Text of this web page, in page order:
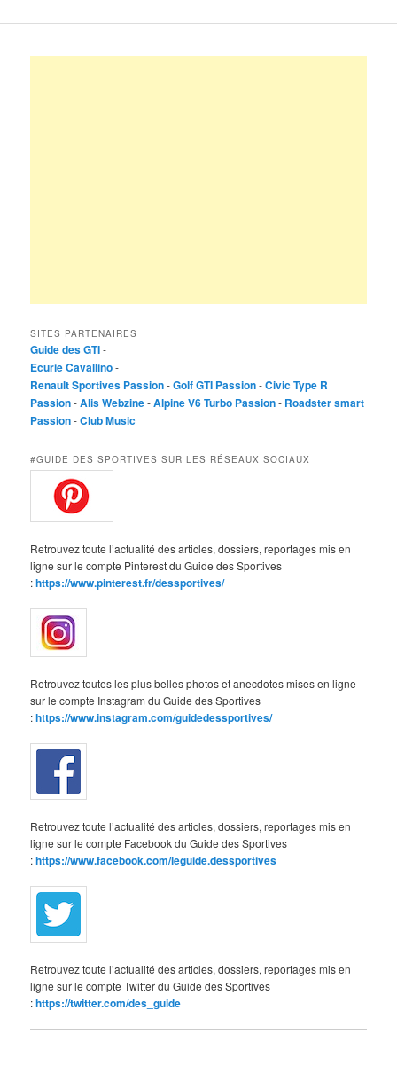
SITES PARTENAIRES
Guide des GTI-
Ecurie Cavallino-
Renault Sportives Passion-Golf GTI Passion-Civic Type R
Passion-Alis Webzine-Alpine V6 Turbo Passion- Roadster smart
Passion-Club Music
#GUIDE DES SPORTIVES SUR LES RÉSEAUX SOCIAUX
Retrouvez toute l’actualité des articles, dossiers, reportages mis en
ligne sur le compte Pinterest du Guide des Sportives
:https://www.pinterest.fr/dessportives/
Retrouvez toutes les plus belles photos et anecdotes mises en ligne
sur le compte Instagram du Guide des Sportives
:https://www.instagram.com/guidedessportives/
Retrouvez toute l’actualité des articles, dossiers, reportages mis en
ligne sur le compte Facebook du Guide des Sportives
:https://www.facebook.com/leguide.dessportives
Retrouvez toute l’actualité des articles, dossiers, reportages mis en
ligne sur le compte Twitter du Guide des Sportives
:https://twitter.com/des_guide